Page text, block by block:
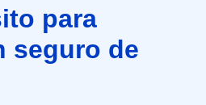
para
seguro de